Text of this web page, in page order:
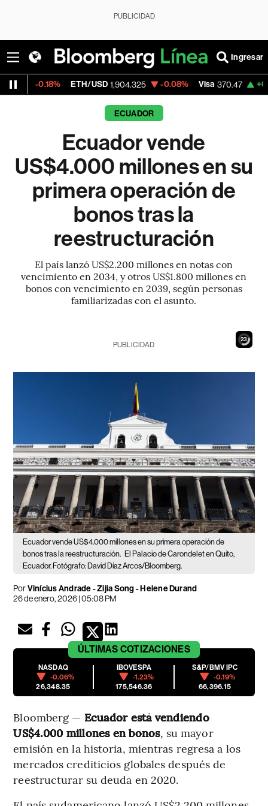
PUBLICIDAD
Ingresar
ETH/USD 1,904.325 -0.08% Visa 370.47 +0.52%
ECUADOR
Ecuador vende
US$4.000 millones en su
primera operación de
bonos tras la
reestructuración
El país lanzó US$2.200 millones en notas con
vencimiento en 2034, y otros US$1.800 millones en
bonos con vencimiento en 2039, según personas
familiarizadas con el asunto.
21
PUBLICIDAD
Ecuador vende US$4.000 millones en su primera operación de
bonos tras la reestructuración. El Palacio de Carondelet en Quito,
Ecuador. Fotógrafo: David Díaz Arcos/Bloomberg.
PorVinícius Andrade - Zijia Song - Helene Durand
26 de enero, 2026 | 05:08 PM
ÚLTIMAS COTIZACIONES
NASDAQ
-0.06%
26,348.35
IBOVESPA
-1.23%
175,546.36
S&P/BMV IPC
-0.19%
66,396.15
Bloomberg — Ecuador está vendiendo
US$4.000 millones en bonos, su mayor
emisión en la historia, mientras regresa a los
mercados crediticios globales después de
reestructurar su deuda en 2020.